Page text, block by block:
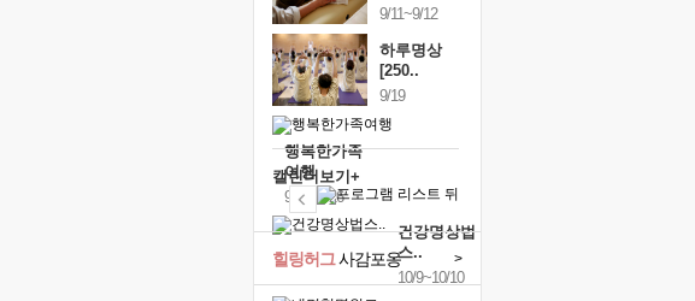
9/11~9/12
하루명상
[250..
9/19
행복한가족
여행
9/24~9/26
건강명상법
스..
10/9~10/10
캘린더보기+
힐링허그사감포옹 >